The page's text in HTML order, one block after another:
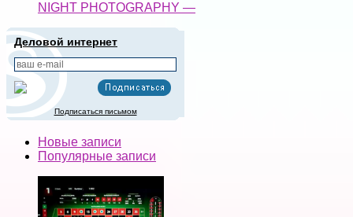
NIGHT PHOTOGRAPHY —
Деловой интернет
Подписаться письмом
Новые записи
Популярные записи